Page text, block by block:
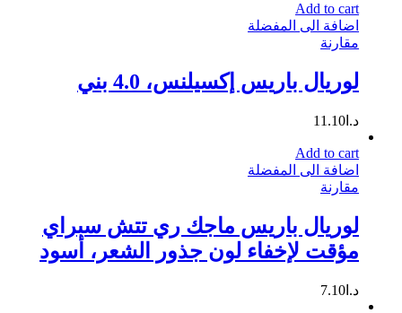
Add to cart
اضافة الى المفضلة
مقارنة
لوريال باريس إكسيلنس، 4.0 بني
د.ا 11.10
Add to cart
اضافة الى المفضلة
مقارنة
لوريال باريس ماجك ري تتش سبراي
مؤقت لإخفاء لون جذور الشعر، أسود
د.ا 7.10